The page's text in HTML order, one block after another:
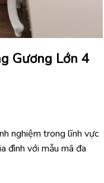
Gương Lớn 4
nghiệm trong lĩnh vực
đình với mẫu mã đa